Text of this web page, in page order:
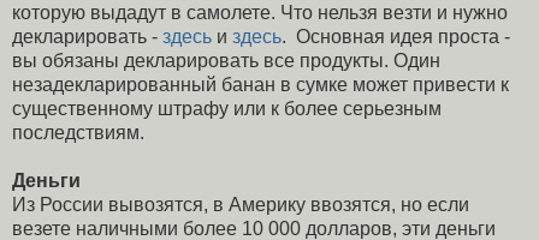
которую выдадут в самолете. Что нельзя везти и нужно
декларировать - здесь и здесь. Основная идея проста -
вы обязаны декларировать все продукты. Один
незадекларированный банан в сумке может привести к
существенному штрафу или к более серьезным
последствиям.
Деньги
Из России вывозятся, в Америку ввозятся, но если
везете наличными более 10 000 долларов, эти деньги